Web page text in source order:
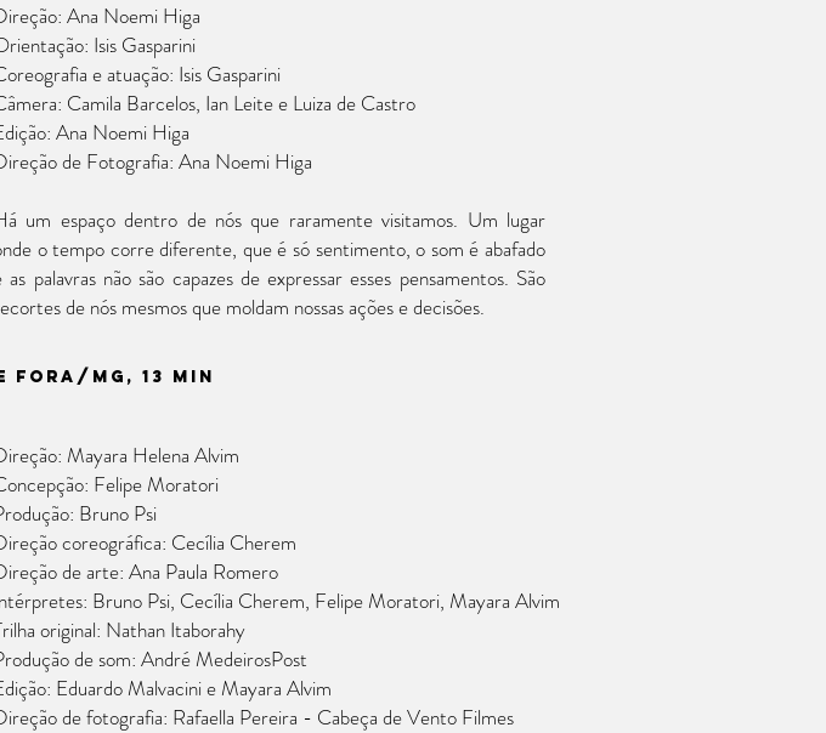
Ana Noemi Higa
Isis Gasparini
e atuação: Isis Gasparini
Camila Barcelos, Ian Leite e Luiza de Castro
Ana Noemi Higa
de Fotografia: Ana Noemi Higa
um espaço dentro de nós que raramente visitamos. Um lugar
o tempo corre diferente, que é só sentimento, o som é abafado
as palavras não são capazes de expressar esses pensamentos. São
de nós mesmos que moldam nossas ações e decisões.
FORA/MG, 13 min
Mayara Helena Alvim
Felipe Moratori
Bruno Psi
coreográfica: Cecília Cherem
de arte: Ana Paula Romero
Bruno Psi, Cecília Cherem, Felipe Moratori, Mayara Alvim
original: Nathan Itaborahy
de som: André MedeirosPost
Eduardo Malvacini e Mayara Alvim
de fotografia: Rafaella Pereira - Cabeça de Vento Filmes